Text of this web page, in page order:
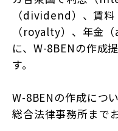
（dividend）、賃
（royalty）、年金
に、W-8BENの作成
す。
W-8BENの作成につ
総合法律事務所まで